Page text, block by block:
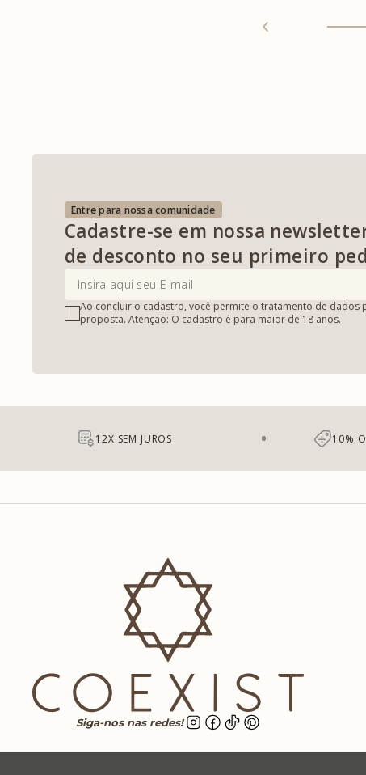
Entre para nossa comunidade
Cadastre-se em nossa
de desconto no seu primeiro
Ao concluir o cadastro, você permite o tratamento de dados
proposta. Atenção: O cadastro é para maior de 18 anos.
12X SEM JUROS 10%
Siga-nos nas redes!